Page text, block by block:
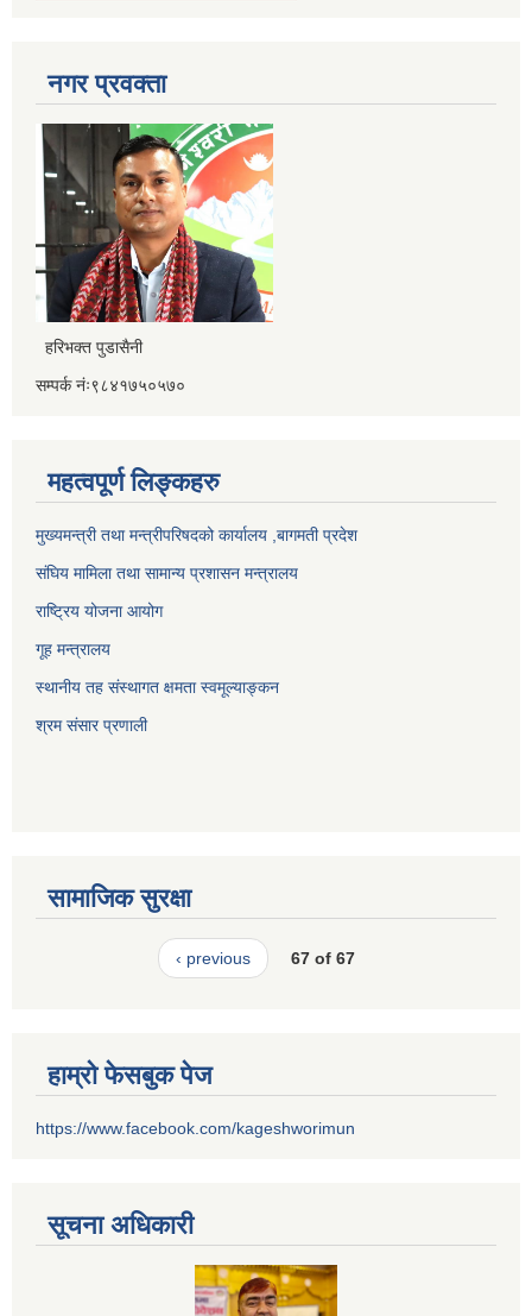
नगर प्रवक्ता
हरिभक्त पुडासैनी
सम्पर्क नंः९८४१७५०५७०
महत्वपूर्ण लिङ्कहरु
मुख्यमन्त्री तथा मन्त्रीपरिषदको कार्यालय ,बागमती प्रदेश
संघिय मामिला तथा सामान्य प्रशासन मन्त्रालय
राष्ट्रिय योजना आयोग
गूह मन्त्रालय
स्थानीय तह संस्थागत क्षमता स्वमूल्याङ्कन
श्रम संसार प्रणाली
सामाजिक सुरक्षा
‹ previous 67 of 67
हाम्रो फेसबुक पेज
https://www.facebook.com/kageshworimun
सूचना अधिकारी